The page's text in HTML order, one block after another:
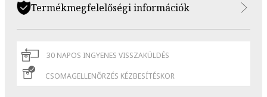
Termékmegfelelőségi információk
30 NAPOS INGYENES VISSZAKÜLDÉS
CSOMAGELLENŐRZÉS KÉZBESÍTÉSKOR